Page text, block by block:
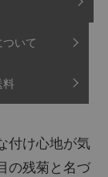
ついて
料
付け心地が気
の残菊と名づ